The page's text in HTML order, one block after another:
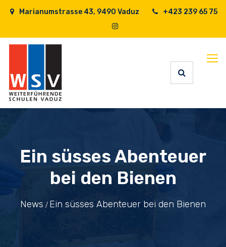
Marianumstrasse 43, 9490 Vaduz +423 239 65 75
Ein süsses Abenteuer
bei den Bienen
News Ein süsses Abenteuer bei den Bienen